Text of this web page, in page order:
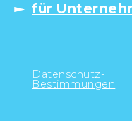
für
Datenschutz-
Bestimmungen